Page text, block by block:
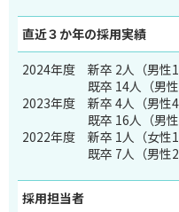
直近３か年の採用実績
2024年度
新卒 2人（男性
既卒 14人（男
2023年度
新卒 4人（男性4
既卒 16人（男
2022年度
新卒 1人（女性1
既卒 7人（男性
採用担当者